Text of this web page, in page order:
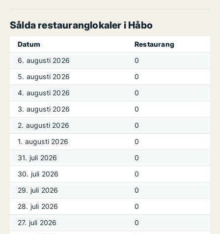
Sålda restauranglokaler i Håbo
Datum
Restaurang
6. augusti 2026
0
5. augusti 2026
0
4. augusti 2026
0
3. augusti 2026
0
2. augusti 2026
0
1. augusti 2026
0
31. juli 2026
0
30. juli 2026
0
29. juli 2026
0
28. juli 2026
0
27. juli 2026
0